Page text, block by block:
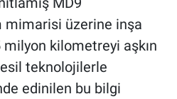
mimarisi üzerine inşa
kilometreyi aşkın
teknolojilerle
edinilen bu bilgi